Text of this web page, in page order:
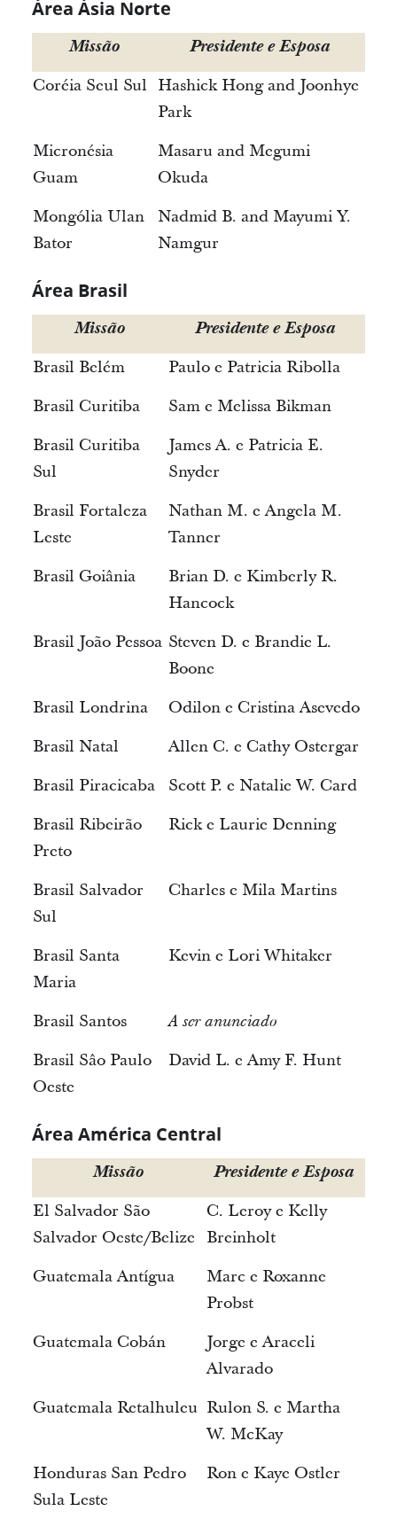
Área Ásia Norte
Missão
Presidente e Esposa
Coréia Seul Sul Hashick Hong and Joonhye
Park
Micronésia
Guam
Masaru and Megumi
Okuda
Mongólia Ulan
Bator
Nadmid B. and Mayumi Y.
Namgur
Área Brasil
Missão
Presidente e Esposa
Brasil Belém
Paulo e Patricia Ribolla
Brasil Curitiba
Sam e Melissa Bikman
Brasil Curitiba
Sul
James A. e Patricia E.
Snyder
Brasil Fortaleza
Leste
Nathan M. e Angela M.
Tanner
Brasil Goiânia
Brian D. e Kimberly R.
Hancock
Brasil João Pessoa Steven D. e Brandie L.
Boone
Brasil Londrina
Odilon e Cristina Asevedo
Brasil Natal
Allen C. e Cathy Ostergar
Brasil Piracicaba
Scott P. e Natalie W. Card
Brasil Ribeirão
Preto
Rick e Laurie Denning
Brasil Salvador
Sul
Charles e Mila Martins
Brasil Santa
Maria
Kevin e Lori Whitaker
Brasil Santos A ser anunciado
Brasil Sâo Paulo
Oeste
David L. e Amy F. Hunt
Área América Central
Missão
Presidente e Esposa
El Salvador São
Salvador Oeste/Belize
C. Leroy e Kelly
Breinholt
Guatemala Antígua
Marc e Roxanne
Probst
Guatemala Cobán
Jorge e Araceli
Alvarado
Guatemala Retalhuleu Rulon S. e Martha
W. McKay
Honduras San Pedro
Sula Leste
Ron e Kaye Ostler